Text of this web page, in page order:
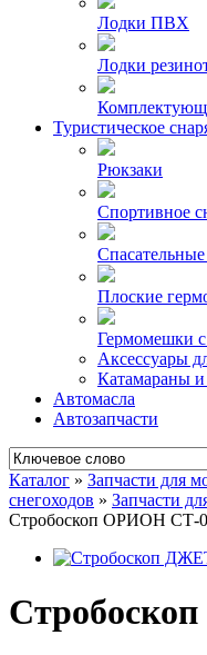
Лодки ПВХ
Лодки
Туристическое
Рюкзаки
Спортивное
Плоские
Гермомешки
Аксессуары
Катамараны
Автомасла
Автозапчасти
Каталог » Запчасти для
снегоходов » Запчасти
Стробоскоп ОРИОН СТ-